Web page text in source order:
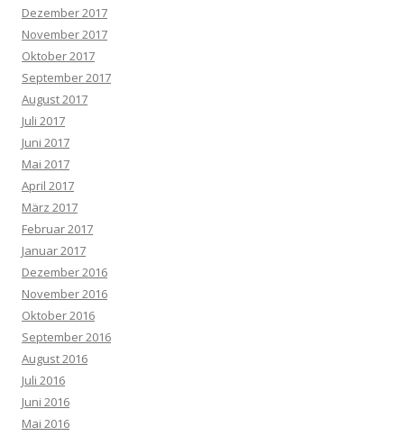
Dezember 2017
November 2017
Oktober 2017
September 2017
August 2017
Juli 2017
Juni 2017
Mai 2017
April 2017
März 2017
Februar 2017
Januar 2017
Dezember 2016
November 2016
Oktober 2016
September 2016
August 2016
Juli 2016
Juni 2016
Mai 2016